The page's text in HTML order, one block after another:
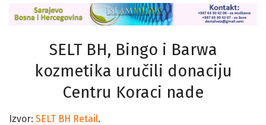
SELT BH, Bingo i Barwa
kozmetika uručili donaciju
Centru Koraci nade
Izvor: SELT BH Retail.